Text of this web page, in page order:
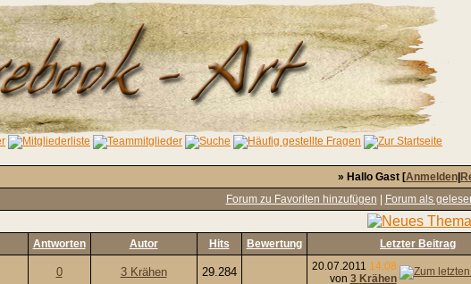
» Hallo Gast [Anmelden|
Forum zu Favoriten hinzufügen
Forum als
Antworten Autor Hits Bewertung Letzter Beitrag
0 3 Krähen 29.284 20.07.2011 14:08
von 3 Krähen